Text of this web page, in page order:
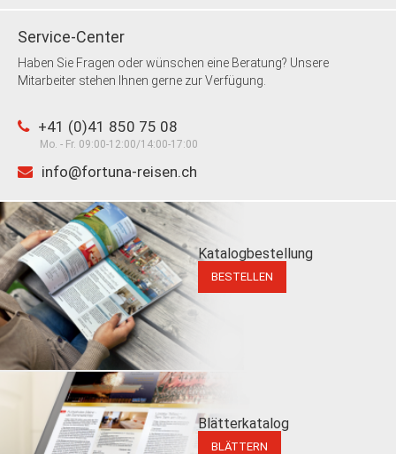
Service-Center
Haben Sie Fragen oder wünschen eine Beratung? Unsere
Mitarbeiter stehen Ihnen gerne zur Verfügung.
+41 (0)41 850 75 08
Mo. - Fr. 09:00-12:00/14:00-17:00
info@fortuna-reisen.ch
Katalogbestellung
BESTELLEN
Blätterkatalog
BLÄTTERN